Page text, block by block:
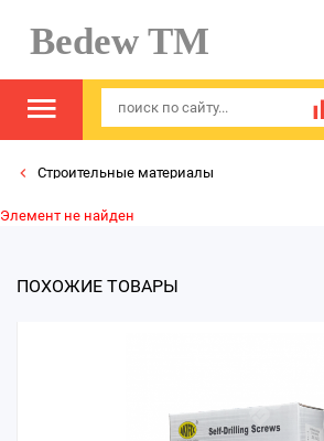
Bedew TM
Строительные материалы
Элемент не найден
ПОХОЖИЕ ТОВАРЫ